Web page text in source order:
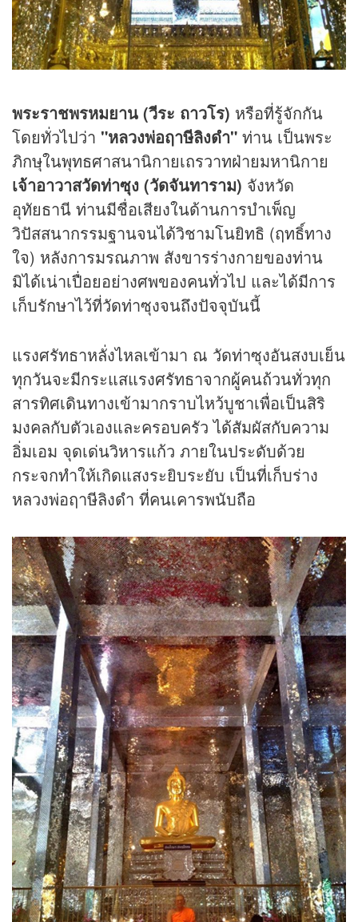
พระราชพรหมยาน (วีระ ถาวโร) หรือที่รู้จักกัน
โดยทั่วไปว่า "หลวงพ่อฤาษีลิงดำ" ท่าน เป็นพระ
ภิกษุในพุทธศาสนานิกายเถรวาทฝ่ายมหานิกาย
เจ้าอาวาสวัดท่าซุง (วัดจันทาราม) จังหวัด
อุทัยธานี ท่านมีชื่อเสียงในด้านการบำเพ็ญ
วิปัสสนากรรมฐานจนได้วิชามโนยิทธิ (ฤทธิ์ทาง
ใจ) หลังการมรณภาพ สังขารร่างกายของท่าน
มิได้เน่าเปื่อยอย่างศพของคนทั่วไป และได้มีการ
เก็บรักษาไว้ที่วัดท่าซุงจนถึงปัจจุบันนี้
แรงศรัทธาหลั่งไหลเข้ามา ณ วัดท่าซุงอันสงบเย็น
ทุกวันจะมีกระแสแรงศรัทธาจากผู้คนถ้วนทั่วทุก
สารทิศเดินทางเข้ามากราบไหว้บูชาเพื่อเป็นสิริ
มงคลกับตัวเองและครอบครัว ได้สัมผัสกับความ
อิ่มเอม จุดเด่นวิหารแก้ว ภายในประดับด้วย
กระจกทำให้เกิดแสงระยิบระยับ เป็นที่เก็บร่าง
หลวงพ่อฤาษีลิงดำ ที่คนเคารพนับถือ